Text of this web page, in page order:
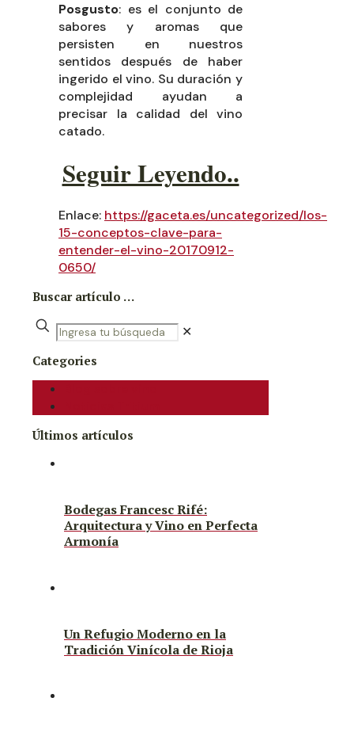
Posgusto: es el conjunto de
sabores y aromas que
persisten en nuestros
sentidos después de haber
ingerido el vino. Su duración y
complejidad ayudan a
precisar la calidad del vino
catado.
Seguir Leyendo..
Enlace: https://gaceta.es/uncategorized/los-
15-conceptos-clave-para-
entender-el-vino-20170912-
0650/
Buscar artículo …
✕
Categories
Últimos artículos
Bodegas Francesc Rifé:
Arquitectura y Vino en Perfecta
Armonía
Un Refugio Moderno en la
Tradición Vinícola de Rioja